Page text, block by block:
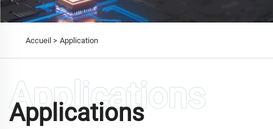
Accueil > Application
Applications